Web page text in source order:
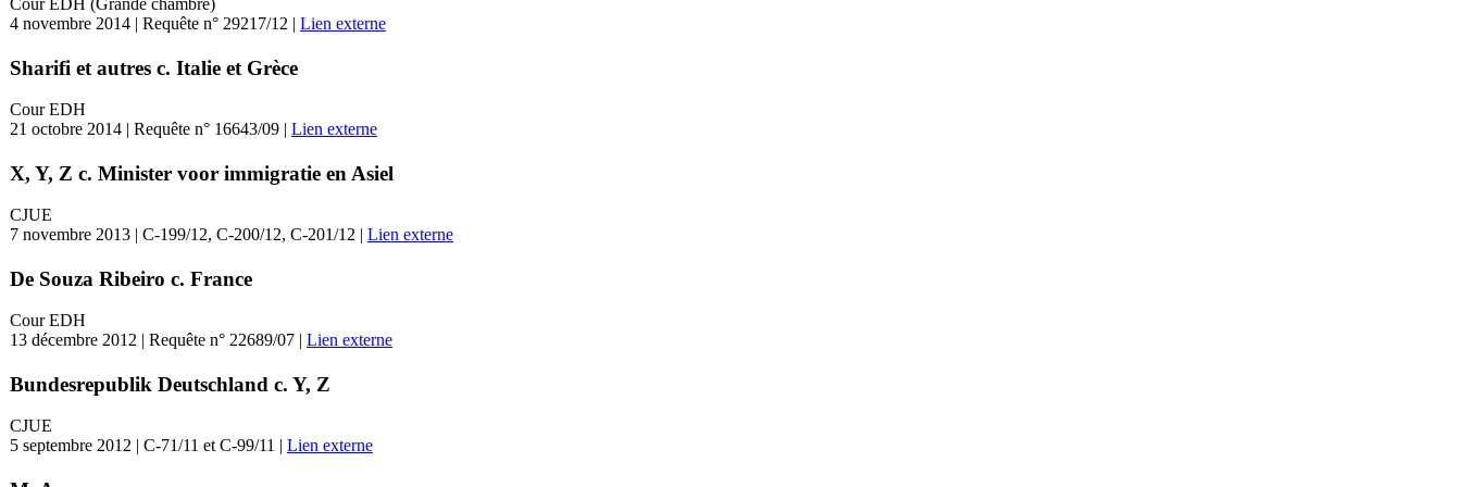
Cour EDH (Grande chambre)
4 novembre 2014 | Requête n° 29217/12 | Lien externe
Sharifi et autres c. Italie et Grèce
Cour EDH
21 octobre 2014 | Requête n° 16643/09 | Lien externe
X, Y, Z c. Minister voor immigratie en Asiel
CJUE
7 novembre 2013 | C-199/12, C-200/12, C-201/12 | Lien externe
De Souza Ribeiro c. France
Cour EDH
13 décembre 2012 | Requête n° 22689/07 | Lien externe
Bundesrepublik Deutschland c. Y, Z
CJUE
5 septembre 2012 | C-71/11 et C-99/11 | Lien externe